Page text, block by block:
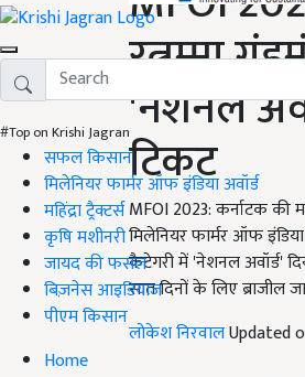
#Top on Krishi Jagran
सफल किसान
मिलेनियर फार्मर ऑफ इंडिया अवॉर्ड
महिंद्रा ट्रैक्टर्स
कृषि मशीनरी
जायद की फसल
बिज़नेस आइडियाज
पीएम किसान
Home
रत्नम्मा
'नेशनल
टिकट
MFOI 2023: कर्नाटक की
मिलेनियर फार्मर ऑफ
कैटेगरी में 'नेशनल अवॉर्ड'
सात दिनों के लिए ब्राजील
लोकेश निरवालUpdated